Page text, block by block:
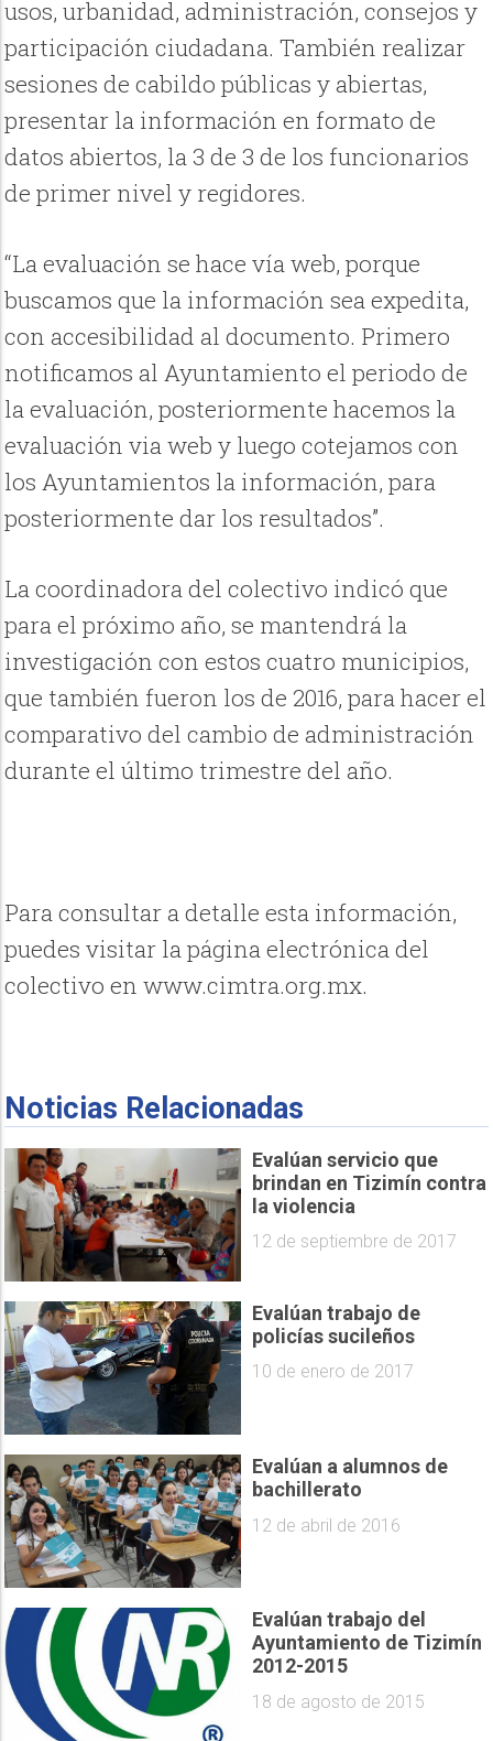
usos, urbanidad, administración, consejos y
participación ciudadana. También realizar
sesiones de cabildo públicas y abiertas,
presentar la información en formato de
datos abiertos, la 3 de 3 de los funcionarios
de primer nivel y regidores.
“La evaluación se hace vía web, porque
buscamos que la información sea expedita,
con accesibilidad al documento. Primero
notificamos al Ayuntamiento el periodo de
la evaluación, posteriormente hacemos la
evaluación via web y luego cotejamos con
los Ayuntamientos la información, para
posteriormente dar los resultados”.
La coordinadora del colectivo indicó que
para el próximo año, se mantendrá la
investigación con estos cuatro municipios,
que también fueron los de 2016, para hacer el
comparativo del cambio de administración
durante el último trimestre del año.
Para consultar a detalle esta información,
puedes visitar la página electrónica del
colectivo en www.cimtra.org.mx.
Noticias Relacionadas
Evalúan servicio que
brindan en Tizimín contra
la violencia
12 de septiembre de 2017
Evalúan trabajo de
policías sucileños
10 de enero de 2017
Evalúan a alumnos de
bachillerato
12 de abril de 2016
Evalúan trabajo del
Ayuntamiento de Tizimín
2012-2015
18 de agosto de 2015